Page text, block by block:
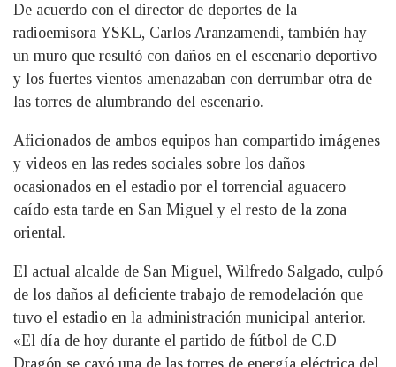
De acuerdo con el director de deportes de la
radioemisora YSKL, Carlos Aranzamendi, también hay
un muro que resultó con daños en el escenario deportivo
y los fuertes vientos amenazaban con derrumbar otra de
las torres de alumbrando del escenario.
Aficionados de ambos equipos han compartido imágenes
y videos en las redes sociales sobre los daños
ocasionados en el estadio por el torrencial aguacero
caído esta tarde en San Miguel y el resto de la zona
oriental.
El actual alcalde de San Miguel, Wilfredo Salgado, culpó
de los daños al deficiente trabajo de remodelación que
tuvo el estadio en la administración municipal anterior.
«El día de hoy durante el partido de fútbol de C.D